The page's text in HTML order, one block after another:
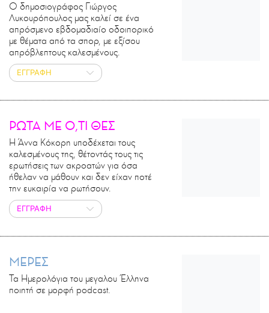
Ο δημοσιογράφος Γιώργος
Λυκουρόπουλος μας καλεί σε ένα
απρόσμενο εβδομαδιαίο οδοιπορικό
με θέματα από τα σπορ, με εξίσου
απρόβλεπτους καλεσμένους.
ΕΓΓΡΑΦΗ
ΡΩΤΑ ΜΕ Ο,ΤΙ ΘΕΣ
Η Άννα Κόκορη υποδέχεται τους
καλεσμένους της, θέτοντάς τους τις
ερωτήσεις των ακροατών για όσα
ήθελαν να μάθουν και δεν είχαν ποτέ
την ευκαιρία να ρωτήσουν.
ΕΓΓΡΑΦΗ
ΜΕΡΕΣ
Τα Ημερολόγια του μεγαλου Έλληνα
ποιητή σε μορφή podcast.